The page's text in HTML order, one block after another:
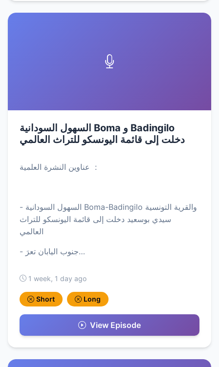
السهول السودانية Boma و Badingilo
دخلت إلى قائمة اليونسكو للتراث العالمي
عناوين النشرة العلمية :
- السهول السودانية Boma-Badingilo والقرية التونسية
سيدي بوسعيد دخلت إلى قائمة اليونسكو للتراث
- جنوب اليابان تعرَ…
1 week, 1 day ago
Short Long
View Episode